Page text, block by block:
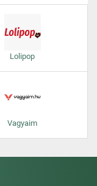
Lolipop
Vagyaim